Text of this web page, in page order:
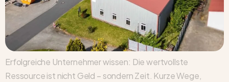
Erfolgreiche Unternehmer wissen: Die wertvollste
Ressource ist nicht Geld – sondern Zeit. Kurze Wege,